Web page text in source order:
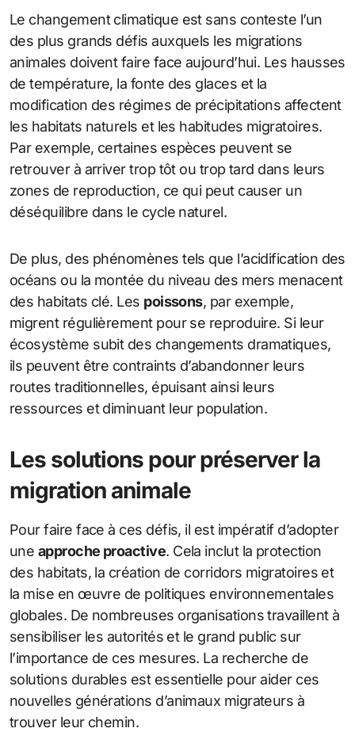
Le changement climatique est sans conteste l’un
des plus grands défis auxquels les migrations
animales doivent faire face aujourd’hui. Les hausses
de température, la fonte des glaces et la
modification des régimes de précipitations affectent
les habitats naturels et les habitudes migratoires.
Par exemple, certaines espèces peuvent se
retrouver à arriver trop tôt ou trop tard dans leurs
zones de reproduction, ce qui peut causer un
déséquilibre dans le cycle naturel.
De plus, des phénomènes tels que l’acidification des
océans ou la montée du niveau des mers menacent
des habitats clé. Les poissons, par exemple,
migrent régulièrement pour se reproduire. Si leur
écosystème subit des changements dramatiques,
ils peuvent être contraints d’abandonner leurs
routes traditionnelles, épuisant ainsi leurs
ressources et diminuant leur population.
Les solutions pour préserver la
migration animale
Pour faire face à ces défis, il est impératif d’adopter
une approche proactive. Cela inclut la protection
des habitats, la création de corridors migratoires et
la mise en œuvre de politiques environnementales
globales. De nombreuses organisations travaillent à
sensibiliser les autorités et le grand public sur
l’importance de ces mesures. La recherche de
solutions durables est essentielle pour aider ces
nouvelles générations d’animaux migrateurs à
trouver leur chemin.